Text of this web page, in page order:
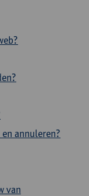
annuleren?
van